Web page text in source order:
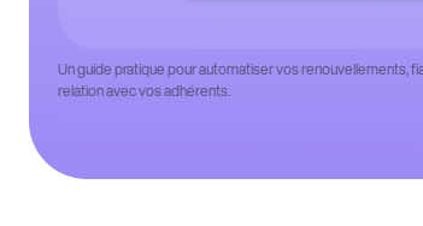
Un guide pratique pour automatiser vos renouvellements,
relation avec vos adhérents.